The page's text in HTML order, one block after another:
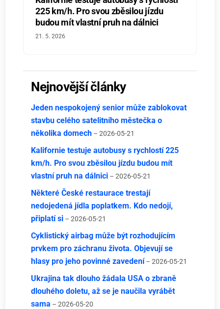
225 km/h. Pro svou zběsilou jízdu
budou mít vlastní pruh na dálnici
21. 5. 2026
Nejnovější články
Jeden nespokojený senior může zablokovat
stavbu celého satelitního městečka o
několika domech – 2026-05-21
Kalifornie testuje autobusy s rychlostí 225
km/h. Pro svou zběsilou jízdu budou mít
vlastní pruh na dálnici – 2026-05-21
Některé České restaurace trestají
nedojedená jídla poplatkem. Kdo nedojí,
připlatí si – 2026-05-21
Cyklistický airbag může být rozhodujícím
prvkem pro záchranu života. Objevují se
hlasy pro jeho povinné zavedení – 2026-05-21
Ukrajina tak dlouho žádala USA o zbraně
dlouhého doletu, až se je naučila vyrábět
sama – 2026-05-20